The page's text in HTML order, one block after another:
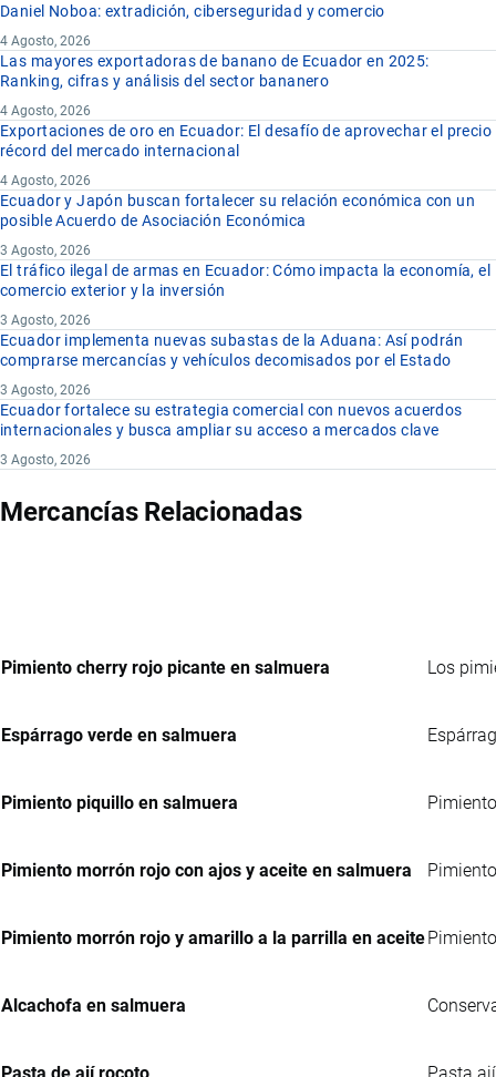
Daniel Noboa: extradición, ciberseguridad y comercio
4 Agosto, 2026
Las mayores exportadoras de banano de Ecuador en 2025:
Ranking, cifras y análisis del sector bananero
4 Agosto, 2026
Exportaciones de oro en Ecuador: El desafío de aprovechar el precio
récord del mercado internacional
4 Agosto, 2026
Ecuador y Japón buscan fortalecer su relación económica con un
posible Acuerdo de Asociación Económica
3 Agosto, 2026
El tráfico ilegal de armas en Ecuador: Cómo impacta la economía, el
comercio exterior y la inversión
3 Agosto, 2026
Ecuador implementa nuevas subastas de la Aduana: Así podrán
comprarse mercancías y vehículos decomisados por el Estado
3 Agosto, 2026
Ecuador fortalece su estrategia comercial con nuevos acuerdos
internacionales y busca ampliar su acceso a mercados clave
3 Agosto, 2026
Mercancías Relacionadas
Pimiento cherry rojo picante en salmuera Los
Espárrago verde en salmuera
Pimiento piquillo en salmuera
Pimiento morrón rojo con ajos y aceite en salmuera
Pimiento morrón rojo y amarillo a la parrilla en aceite
Alcachofa en salmuera